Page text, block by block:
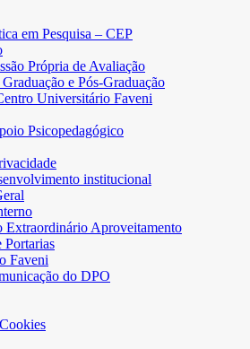
em Pesquisa – CEP
Própria de Avaliação
e Pós-Graduação
Universitário Faveni
Psicopedagógico
institucional
Extraordinário Aproveitamento
Portarias
Faveni
do DPO